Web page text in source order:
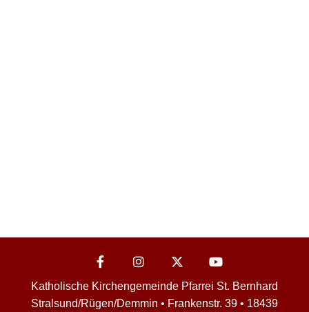
Katholische Kirchengemeinde Pfarrei St. Bernhard
Stralsund/Rügen/Demmin • Frankenstr. 39 • 18439